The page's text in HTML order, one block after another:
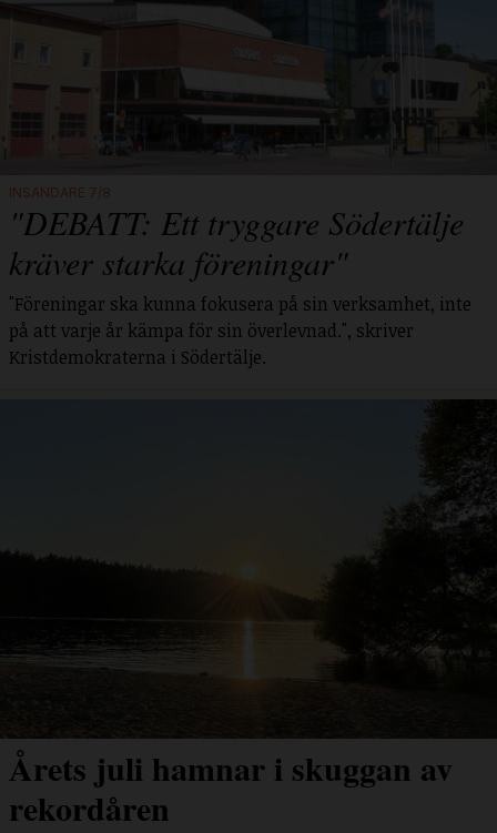
INSÄNDARE 7/8
"DEBATT: Ett tryggare Södertälje
kräver starka föreningar"
"Föreningar ska kunna fokusera på sin verksamhet, inte
på att varje år kämpa för sin överlevnad.", skriver
Kristdemokraterna i Södertälje.
Årets juli hamnar i skuggan av
rekordåren